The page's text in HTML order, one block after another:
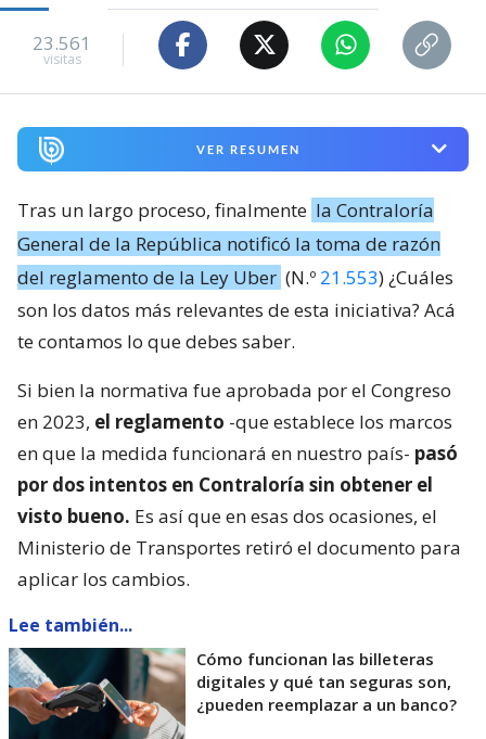
23.561
visitas
VER RESUMEN
Tras un largo proceso, finalmente la Contraloría
General de la República notificó la toma de razón
del reglamento de la Ley Uber (N.º 21.553) ¿Cuáles
son los datos más relevantes de esta iniciativa? Acá
te contamos lo que debes saber.
Si bien la normativa fue aprobada por el Congreso
en 2023, el reglamento -que establece los marcos
en que la medida funcionará en nuestro país- pasó
por dos intentos en Contraloría sin obtener el
visto bueno. Es así que en esas dos ocasiones, el
Ministerio de Transportes retiró el documento para
aplicar los cambios.
Lee también...
Cómo funcionan las billeteras
digitales y qué tan seguras son,
¿pueden reemplazar a un banco?